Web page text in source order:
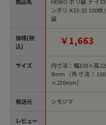
価格(税
込)
サイズ
発送元
レビュー
ンポリ K15-23 100枚/
袋
￥1,663
内寸法：幅130×高22
0mm（外寸法：150
×230mm）
シモジマ